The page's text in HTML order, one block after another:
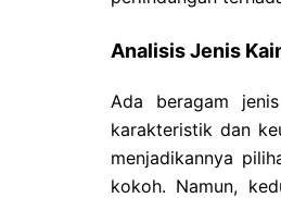
Analisis Jenis
Ada beragam
karakteristik dan
menjadikannya
kokoh. Namun,